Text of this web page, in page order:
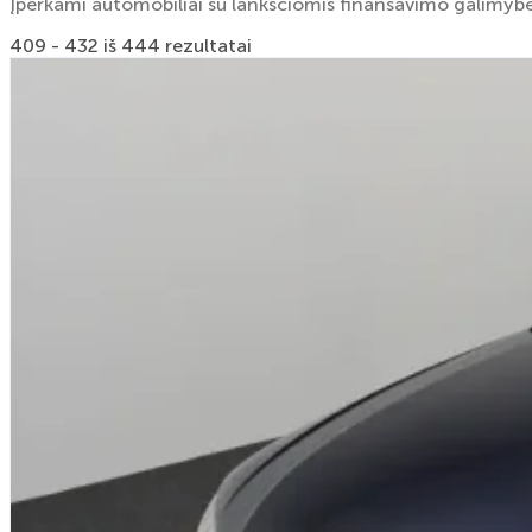
409 - 432 iš 444 rezultatai